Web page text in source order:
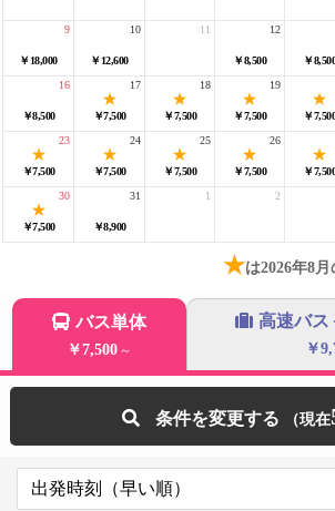
￥18,000
9
￥12,600
10 11
￥8,500
12
￥8,500
￥8,500
16
￥7,500
17
￥7,500
18
￥7,500
19
￥7,500
￥7,500
23
￥7,500
24
￥7,500
25
￥7,500
26
￥7,500
￥7,500
30
￥8,900
31 1 2
★は2026年8
バス単体
￥7,500 ～
高速バス
￥
条件を変更する